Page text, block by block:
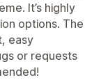
It’s highly
options. The
easy
or requests